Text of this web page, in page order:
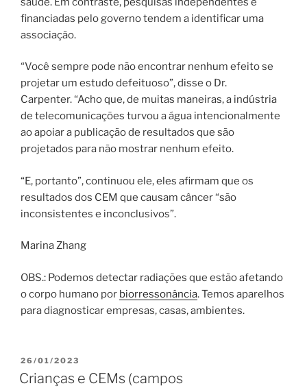
financiadas pelo governo tendem a identificar uma
associação.
“Você sempre pode não encontrar nenhum efeito se
projetar um estudo defeituoso”, disse o Dr.
Carpenter. “Acho que, de muitas maneiras, a indústria
de telecomunicações turvou a água intencionalmente
ao apoiar a publicação de resultados que são
projetados para não mostrar nenhum efeito.
“E, portanto”, continuou ele, eles afirmam que os
resultados dos CEM que causam câncer “são
inconsistentes e inconclusivos”.
Marina Zhang
OBS.: Podemos detectar radiações que estão afetando
o corpo humano por biorressonância. Temos aparelhos
para diagnosticar empresas, casas, ambientes.
PUBLICADO
EM
26/01/2023
Crianças e CEMs (campos